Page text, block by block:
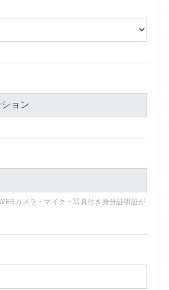
カメラ・マイク・写真付き身分証明証が